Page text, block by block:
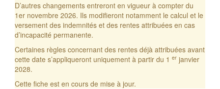
D’autres changements entreront en vigueur à compter du
1er novembre 2026. Ils modifieront notamment le calcul et le
versement des indemnités et des rentes attribuées en cas
d’incapacité permanente.
Certaines règles concernant des rentes déjà attribuées avant
cette date s’appliqueront uniquement à partir du 1 er janvier
2028.
Cette fiche est en cours de mise à jour.